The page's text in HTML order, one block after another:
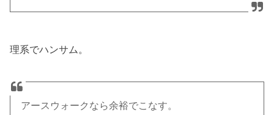
理系でハンサム。
アースウォークなら余裕でこなす。